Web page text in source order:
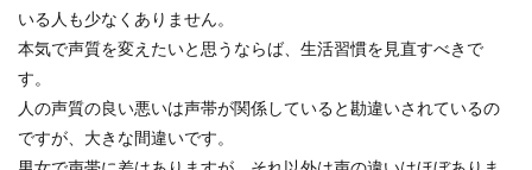
いる人も少なくありません。
本気で声質を変えたいと思うならば、生活習慣を見直すべきで
す。
人の声質の良い悪いは声帯が関係していると勘違いされているの
ですが、大きな間違いです。